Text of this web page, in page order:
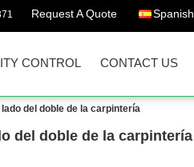
Request A Quote Spanish
CONTROL CONTACT US
del doble de la carpintería
del doble de la carpintería